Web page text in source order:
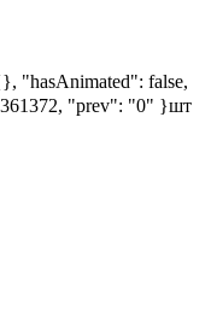
"hasAnimated": false,
"prev": "0" }шт